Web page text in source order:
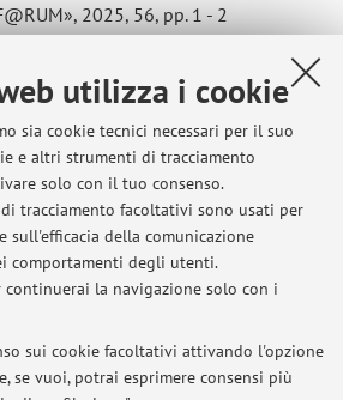
utilizza i cookie
sia cookie tecnici necessari per il suo
e altri strumenti di tracciamento
solo con il tuo consenso.
tracciamento facoltativi sono usati per
sull'efficacia della comunicazione
comportamenti degli utenti.
continuerai la navigazione solo con i
sui cookie facoltativi attivando l'opzione
se vuoi, potrai esprimere consensi più
2025, 56, pp. 1 - 2
Rita
artistique et culturel de la ville de
web touristique UniVOCIttà,
1-2, pp. 111 - 147 [articolo]